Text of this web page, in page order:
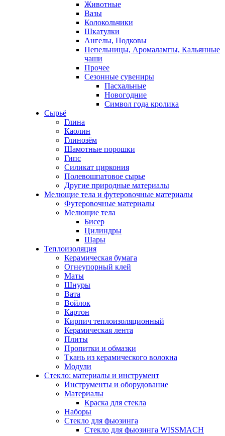
Животные
Вазы
Колокольчики
Шкатулки
Ангелы, Подковы
Пепельницы, Аромалампы, Кальянные
чаши
Прочее
Сезонные сувениры
Пасхальные
Новогодние
Символ года кролика
Сырьё
Глина
Каолин
Глинозём
Шамотные порошки
Гипс
Силикат циркония
Полевошпатовое сырье
Другие природные материалы
Мелющие тела и футеровочные материалы
Футеровочные материалы
Мелющие тела
Бисер
Цилиндры
Шары
Теплоизоляция
Керамическая бумага
Огнеупорный клей
Маты
Шнуры
Вата
Войлок
Картон
Кирпич теплоизоляционный
Керамическая лента
Плиты
Пропитки и обмазки
Ткань из керамического волокна
Модули
Стекло: материалы и инструмент
Инструменты и оборудование
Материалы
Краска для стекла
Наборы
Стекло для фьюзинга
Стекло для фьюзинга WISSMACH